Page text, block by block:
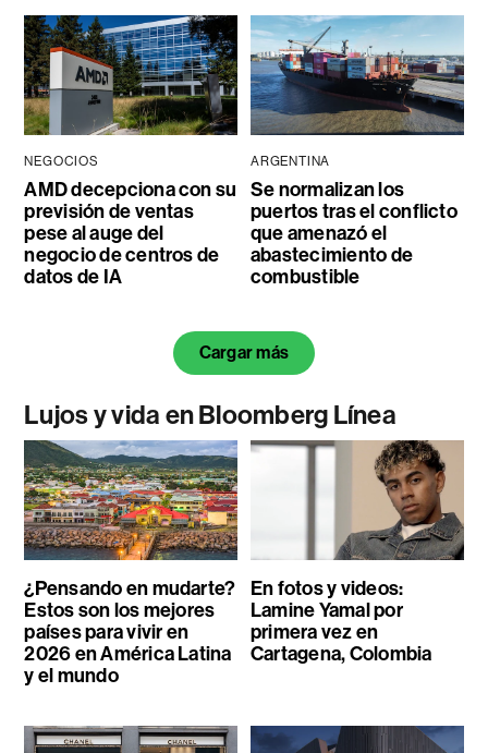
NEGOCIOS
AMD decepciona con su
previsión de ventas
pese al auge del
negocio de centros de
datos de IA
ARGENTINA
Se normalizan los
puertos tras el conflicto
que amenazó el
abastecimiento de
combustible
Cargar más
Lujos y vida en Bloomberg Línea
¿Pensando en mudarte?
Estos son los mejores
países para vivir en
2026 en América Latina
y el mundo
En fotos y videos:
Lamine Yamal por
primera vez en
Cartagena, Colombia